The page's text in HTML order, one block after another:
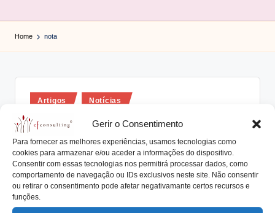
Gerir o Consentimento
Para fornecer as melhores experiências, usamos tecnologias como
cookies para armazenar e/ou aceder a informações do dispositivo.
Consentir com essas tecnologias nos permitirá processar dados, como
comportamento de navegação ou IDs exclusivos neste site. Não consentir
ou retirar o consentimento pode afetar negativamante certos recursos e
funções.
o
n
u
lt
i
n
g
.
p
Home nota
Posted
Artigos Notícias
Os cônjuges estão envolvidos ou
informados sobre a empresa familiar
Posted
António Nogueira da Costa Novembro 3, 2017
Sem cônjuges não há família; sem família não há
descendência; sem descendência não há
continuidade…